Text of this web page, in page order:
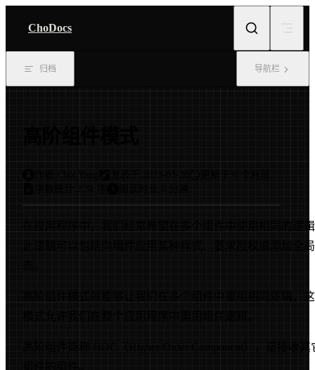
ChoDocs
归档 导航栏
Choi Yang 2023-03-20
2.3k 字 阅读时长:
在应用程序中，我们经常希望在多个组件中使用相同的逻
此逻辑可以包括向组件应用某种样式、要求授权或添加全
高阶组件模式就能够让我们在多个组件中重用相同逻辑，
模式允许我们在整个应用程序中重用组件逻辑。
高阶组件简称 HOC（Higher Order Component），是接收其
组件的组件。